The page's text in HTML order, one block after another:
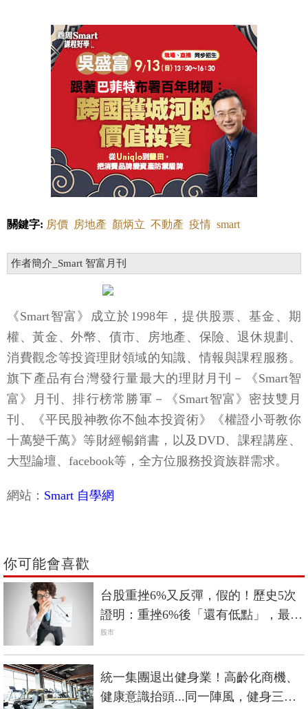
關鍵字: 房價 房地產 顏炳立 不動產 疫情 smart
作者簡介_Smart 智富月刊
《Smart智富》成立於1998年，提供股票、基金、期
權、黃金、外幣、債市、房地產、保險、退休規劃、
消費觀念等投資理財領域的知識、情報與課程服務。
旗下產品有台灣發行量最大的理財月刊－《Smart智
富》月刊、排行榜常勝軍－《Smart智富》密技雙月
刊、《平民股神教你不蝕本投資術》《權證小哥教你
十萬變千萬》等財經暢銷書，以及DVD、課程講座、
大型論壇、facebook等，全方位服務投資族群需求。
網站： Smart 自學網
你可能會喜歡
台股重挫6%又反彈，假的！歷史5次
證明：重挫6%後「還有低點」，最低
曾到3千點！
股市
統一集團退出健身業！高齡化商機、
健康意識抬頭...同一陣風，健身三巨